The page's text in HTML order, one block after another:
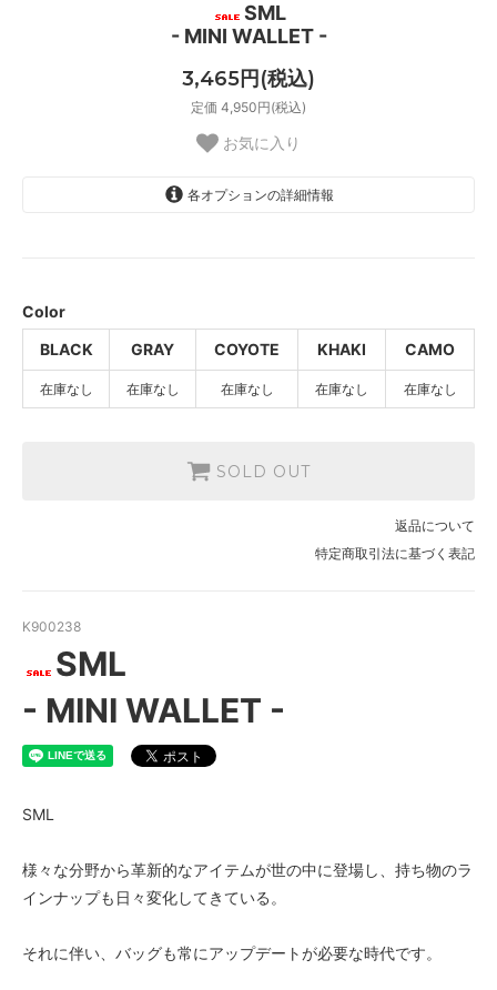
SML
- MINI WALLET -
3,465円(税込)
定価 4,950円(税込)
お気に入り
各オプションの詳細情報
COYOTE
SOLD OUT
KHAKI
SOLD OUT
Color
BLACK
GRAY COYOTE KHAKI CAMO
在庫なし 在庫なし 在庫なし 在庫なし 在庫なし
SOLD OUT
返品について
特定商取引法に基づく表記
K900238
SML
- MINI WALLET -
SML
様々な分野から革新的なアイテムが世の中に登場し、持ち物のラ
インナップも日々変化してきている。
それに伴い、バッグも常にアップデートが必要な時代です。